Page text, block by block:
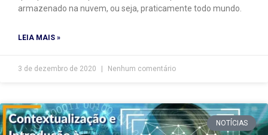
armazenado na nuvem, ou seja, praticamente todo mundo.
LEIA MAIS »
3 de dezembro de 2020 Nenhum comentário
NOTÍCIAS